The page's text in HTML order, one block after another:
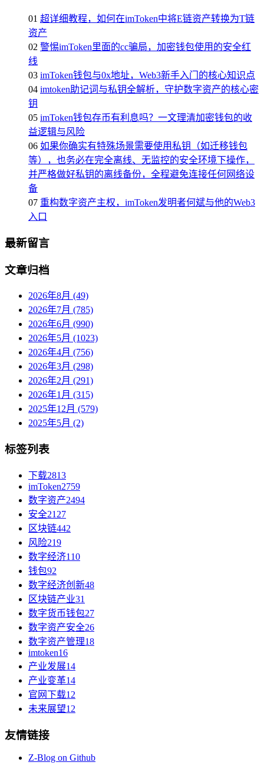
01 超详细教程，如何在imToken中将E链资产转换为T链
资产
02 警惕imToken里面的cc骗局，加密钱包使用的安全红
线
03 imToken钱包与0x地址，Web3新手入门的核心知识点
04 imtoken助记词与私钥全解析，守护数字资产的核心密
钥
05 imToken钱包存币有利息吗？一文理清加密钱包的收
益逻辑与风险
06 如果你确实有特殊场景需要使用私钥（如迁移钱包
等），也务必在完全离线、无监控的安全环境下操作，
并严格做好私钥的离线备份，全程避免连接任何网络设
备
07 重构数字资产主权，imToken发明者何斌与他的Web3
入口
最新留言
文章归档
2026年8月 (49)
2026年7月 (785)
2026年6月 (990)
2026年5月 (1023)
2026年4月 (756)
2026年3月 (298)
2026年2月 (291)
2026年1月 (315)
2025年12月 (579)
2025年5月 (2)
标签列表
下载2813
imToken2759
数字资产2494
安全2127
区块链442
风险219
数字经济110
钱包92
数字经济创新48
区块链产业31
数字货币钱包27
数字资产安全26
数字资产管理18
imtoken16
产业发展14
产业变革14
官网下载12
未来展望12
友情链接
Z-Blog on Github